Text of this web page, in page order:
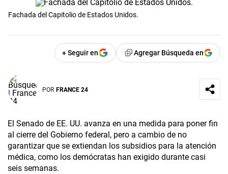
Fachada del Capitolio de Estados Unidos.
+ Seguir en Agregar Búsqueda en
POR FRANCE 24
El Senado de EE. UU. avanza en una medida para poner fin
al cierre del Gobierno federal, pero a cambio de no
garantizar que se extiendan los subsidios para la atención
médica, como los demócratas han exigido durante casi
seis semanas.